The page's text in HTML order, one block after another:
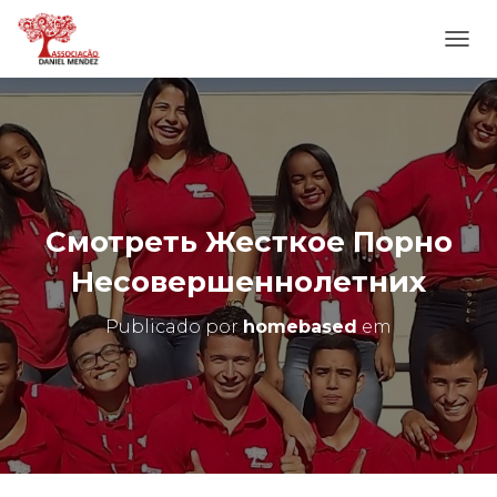
L
T
E
R
N
A
N
A
E
G
O
Смотреть Жесткое Порно
Несовершеннолетних
Publicado porhomebased em